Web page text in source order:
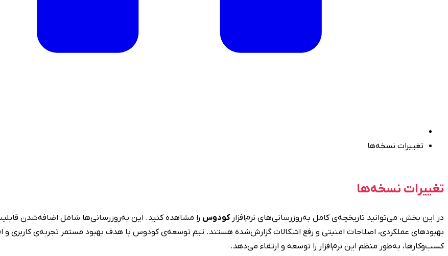
تغییرات نسخه‌ها
تغییرات نسخه‌ها
در این بخش، می‌توانید تاریخچه‌ی کامل به‌روزرسانی‌های نرم‌افزارکودوس را مشاهده کنید. این به‌روزرسانی‌ها شامل اضافه‌شدن
بهبودهای عملکردی، اصلاحات امنیتی و رفع اشکالات گزارش‌شده هستند. تیم توسعه‌ی کودوس با هدف بهبود مستمر تجربه‌ی کاربری و
کسب‌وکارها، به‌طور منظم این نرم‌افزار را توسعه و ارتقاء می‌دهد.